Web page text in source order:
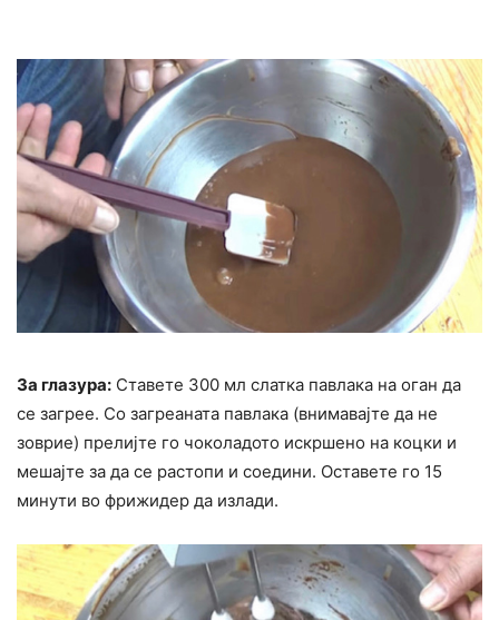
За глазура: Ставете 300 мл слатка павлака на оган да
се загрее. Со загреаната павлака (внимавајте да не
зоврие) прелијте го чоколадото искршено на коцки и
мешајте за да се растопи и соедини. Оставете го 15
минути во фрижидер да излади.